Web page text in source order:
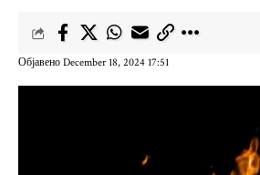
Објавено December 18, 2024 17:51